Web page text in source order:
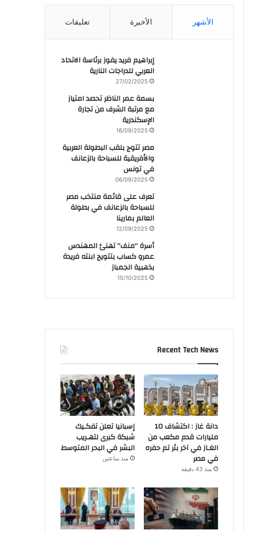
الأشهر الأخيرة تعليقات
إبراهيم فريد يفوز برئاسة الاتحاد
العربي للدراجات النارية
27/02/2025
بسمة عمر الناظر تحصد امتياز
مع مرتبة الشرف من تجارة
الإسكندرية
16/09/2025
مصر تتوج بلقب البطولة العربية
والأفريقية للسباحة بالزعانف
في تونس
06/09/2025
تعرف على قائمة منتخب مصر
للسباحة بالزعانف في بطولة
العالم بمارينا
12/09/2025
أسرة “منف” تهنئ المهندس
عمرو كساب بتتويج ابنته فريدة
بذهبية الجمباز
15/10/2025
Recent Tech News
دانة غاز : اكتشاف 10
مليارات قدم مكعب من
الغـاز في آخر بئر تم حفره
في مصر
منذ 43 دقيقة
إسبانيا تعلن تفكـيك
شبكة كبرى لتهـريب
البشر في البحر المتوسط
منذ ساعتين